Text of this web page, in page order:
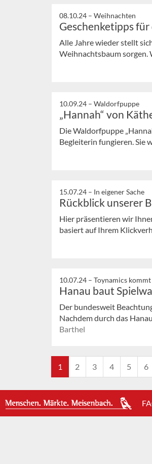
08.10.24 – Weihnachten
Geschenketipps
Alle Jahre wieder stellt
Weihnachtsbaum sorgen.
10.09.24 – Waldorfpuppe
„Hannah“ von
Die Waldorfpuppe
Begleiterin fungieren. Sie
15.07.24 – In eigener Sache
Rückblick unserer
Hier präsentieren wir
basiert auf Ihrem
10.07.24 – Toynamics
Hanau baut
Der bundesweit
Nachdem durch das
Barthel
1 2 3 4 5 6